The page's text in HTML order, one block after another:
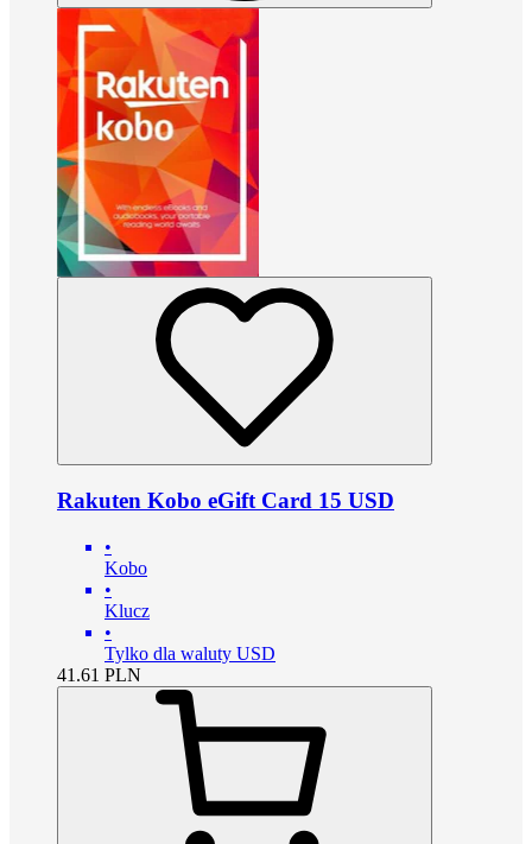
Rakuten Kobo eGift Card 15 USD
•
Kobo
•
Klucz
•
Tylko dla waluty USD
41.61 PLN